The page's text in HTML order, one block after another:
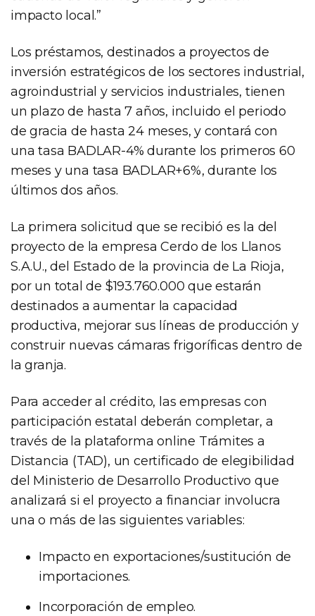
impacto local.”
Los préstamos, destinados a proyectos de
inversión estratégicos de los sectores industrial,
agroindustrial y servicios industriales, tienen
un plazo de hasta 7 años, incluido el periodo
de gracia de hasta 24 meses, y contará con
una tasa BADLAR-4% durante los primeros 60
meses y una tasa BADLAR+6%, durante los
últimos dos años.
La primera solicitud que se recibió es la del
proyecto de la empresa Cerdo de los Llanos
S.A.U., del Estado de la provincia de La Rioja,
por un total de $193.760.000 que estarán
destinados a aumentar la capacidad
productiva, mejorar sus líneas de producción y
construir nuevas cámaras frigoríficas dentro de
la granja.
Para acceder al crédito, las empresas con
participación estatal deberán completar, a
través de la plataforma online Trámites a
Distancia (TAD), un certificado de elegibilidad
del Ministerio de Desarrollo Productivo que
analizará si el proyecto a financiar involucra
una o más de las siguientes variables:
Impacto en exportaciones/sustitución de
importaciones.
Incorporación de empleo.